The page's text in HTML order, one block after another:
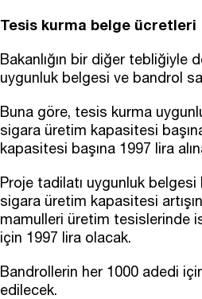
Tesis kurma belge ücretleri
Bakanlığın bir diğer tebliğiyle
uygunluk belgesi ve bandrol
Buna göre, tesis kurma
sigara üretim kapasitesi
kapasitesi başına 1997 lira
Proje tadilatı uygunluk
sigara üretim kapasitesi
mamulleri üretim tesislerinde
için 1997 lira olacak.
Bandrollerin her 1000 adedi
edilecek.